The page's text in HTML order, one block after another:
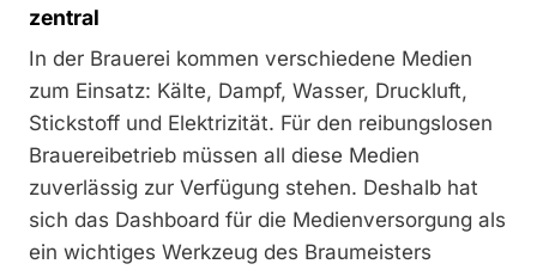
zentral
In der Brauerei kommen verschiedene Medien
zum Einsatz: Kälte, Dampf, Wasser, Druckluft,
Stickstoff und Elektrizität. Für den reibungslosen
Brauereibetrieb müssen all diese Medien
zuverlässig zur Verfügung stehen. Deshalb hat
sich das Dashboard für die Medienversorgung als
ein wichtiges Werkzeug des Braumeisters